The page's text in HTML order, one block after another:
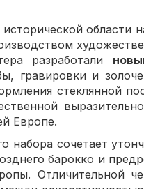
области
разработали
гравировки и
стеклянной
Европе.
набора сочетает
барокко и
Отличительной